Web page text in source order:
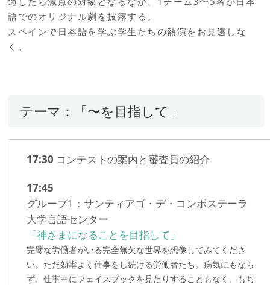
語でのオリジナル劇を披露する。
スペインで日本語を学ぶ学生たちの熱演をお見逃しな
く。
テーマ：「〜を目指して」
17:30 コンテストの案内と審査員の紹介
17:45
グループ1：サンティアゴ・デ・コンポステーラ
大学言語センター
「神さまになることを目指して」
完璧な労働者がいる完全無欠な世界を想像してみてくださ
い。ただ効率よく仕事をし続ける労働者たち。病気にもなら
ず、仕事中にフェイスブックを見たりすることもなく、もち